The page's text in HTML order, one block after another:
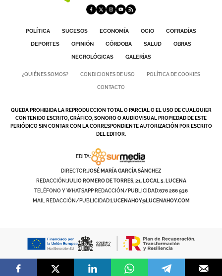
POLÍTICA SUCESOS ECONOMÍA OCIO
COFRADÍAS
DEPORTES
OPINIÓN CÓRDOBA SALUD
OBRAS
NECROLÓGICAS
GALERÍAS
¿QUIÉNES SOMOS? CONDICIONES DE USO POLÍTICA DE COOKIES
CONTACTO
QUEDA PROHIBIDA LA REPRODUCCION TOTAL O PARCIAL O EL USO DE CUALQUIER
CONTENIDO ESCRITO, GRÁFICO, SONORO O AUDIOVISUAL PROPIEDAD DE ESTE
PERIÓDICO SIN CONTAR CON LA CORRESPONDIENTE AUTORIZACIÓN POR ESCRITO
DEL EDITOR.
EDITA:
DIRECTOR:JOSÉ MARÍA GARCÍA SÁNCHEZ
REDACCIÓN:JULIO ROMERO DE TORRES, 21. LOCAL 5. LUCENA
TELÉFONO Y WHATSAPP REDACCIÓN/PUBLICIDAD:676 286 936
MAIL REDACCIÓN/PUBLICIDAD:LUCENAHOY@LUCENAHOY.COM